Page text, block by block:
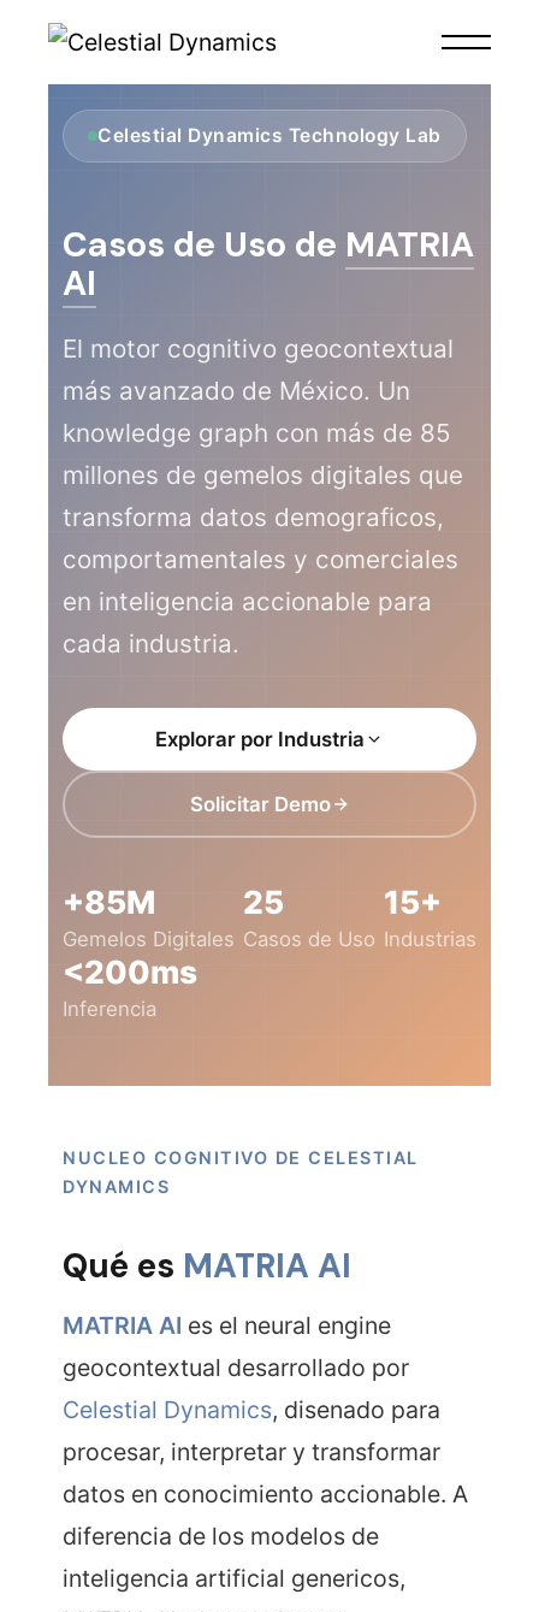
Celestial Dynamics Technology Lab
Casos de Uso de MATRIA
AI
El motor cognitivo geocontextual
más avanzado de México. Un
knowledge graph con más de 85
millones de gemelos digitales que
transforma datos demograficos,
comportamentales y comerciales
en inteligencia accionable para
cada industria.
Explorar por Industria
Solicitar Demo
+85M
Gemelos Digitales
25
Casos de Uso
15+
Industrias
<200ms
Inferencia
NUCLEO COGNITIVO DE CELESTIAL
DYNAMICS
Qué es MATRIA AI
MATRIA AI es el neural engine
geocontextual desarrollado por
Celestial Dynamics, disenado para
procesar, interpretar y transformar
datos en conocimiento accionable. A
diferencia de los modelos de
inteligencia artificial genericos,